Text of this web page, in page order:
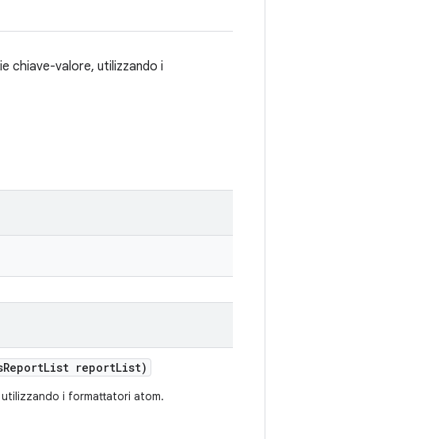
chiave-valore, utilizzando i
ReportList reportList)
utilizzando i formattatori atom.